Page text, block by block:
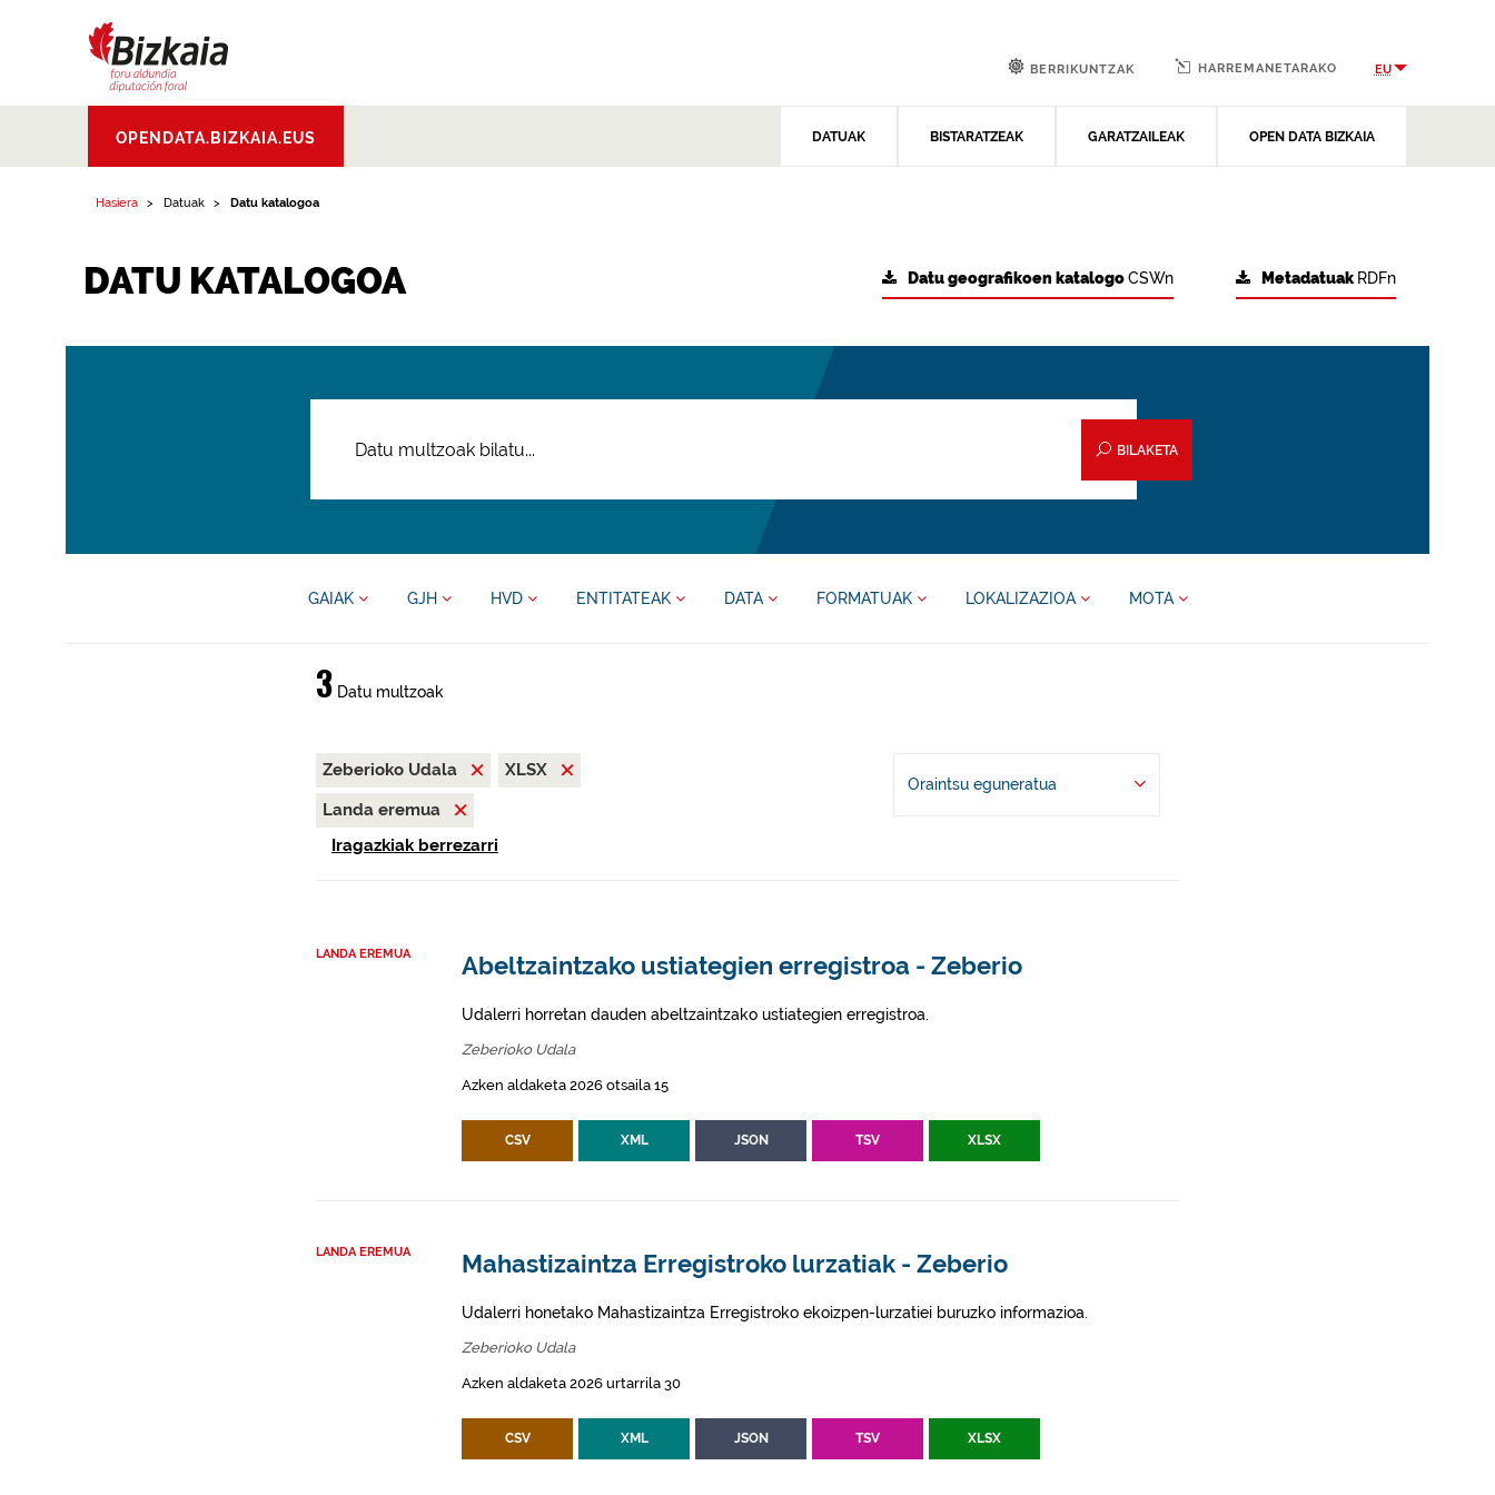
Aldundia.Diputacion
Foral de Bizkaia
OPENDATA.BIZKAIA.EUS DATUAK BISTARATZEAK GARATZAILEAK OPEN DATA BIZKAIA
BERRIKUNTZAK HARREMANETARAKO EU
Hasiera Datuak Datu katalogoa
DATU KATALOGOA Metadatuak RDFn
Datu geografikoen katalogoCSWn
BILAKETA
GAIAK GJH HVD ENTITATEAK DATA FORMATUAK LOKALIZAZIOA MOTA
3Datu multzoak
Zeberioko Udala
XLSX
Landa eremua
Iragazkiak berrezarri
Oraintsu eguneratua
LANDA EREMUA Abeltzaintzako ustiategien erregistroa - Zeberio
Udalerri horretan dauden abeltzaintzako ustiategien erregistroa.
Zeberioko Udala
Azken aldaketa 2026 otsaila 15
CSV XML JSON TSV XLSX
LANDA EREMUA Mahastizaintza Erregistroko lurzatiak - Zeberio
Udalerri honetako Mahastizaintza Erregistroko ekoizpen-lurzatiei buruzko informazioa.
Zeberioko Udala
Azken aldaketa 2026 urtarrila 30
CSV XML JSON TSV XLSX